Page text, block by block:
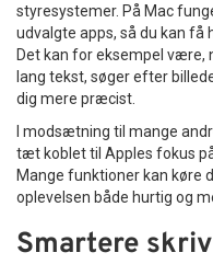
styresystemer. På Mac
udvalgte apps, så du kan få
Det kan for eksempel være,
lang tekst, søger efter
dig mere præcist.
I modsætning til mange
tæt koblet til Apples fokus
Mange funktioner kan køre
oplevelsen både hurtig og
Smartere